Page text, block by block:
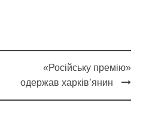
«Російську премію»
одержав харків’янин